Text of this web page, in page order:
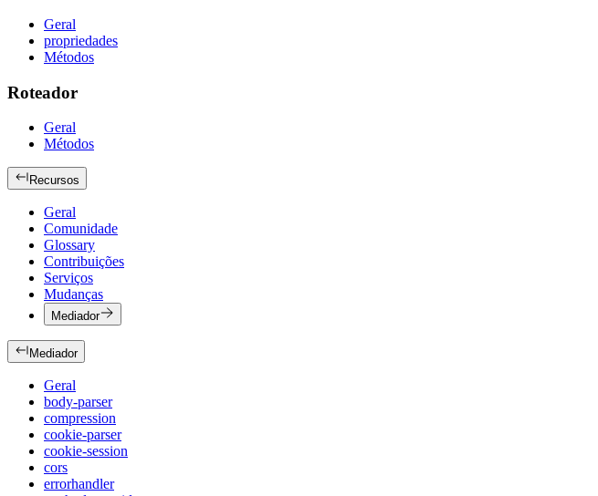
Geral
propriedades
Métodos
Roteador
Geral
Métodos
Recursos
Geral
Comunidade
Glossary
Contribuições
Serviços
Mudanças
Mediador
Mediador
Geral
body-parser
compression
cookie-parser
cookie-session
cors
errorhandler